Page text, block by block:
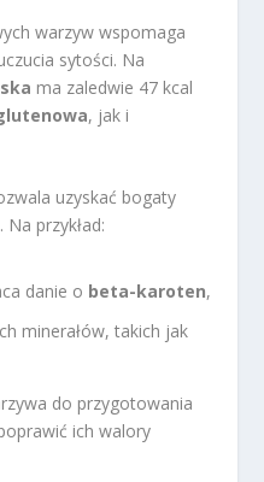
warzyw wspomaga
sytości. Na
ma zaledwie 47 kcal
, jak i
uzyskać bogaty
przykład:
danie o beta-karoten,
minerałów, takich jak
do przygotowania
ich walory